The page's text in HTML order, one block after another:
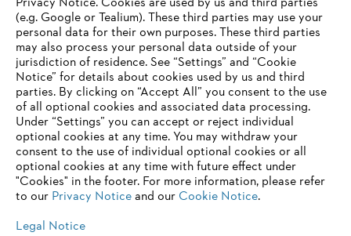
(e.g. Google or Tealium). These third parties may use your
personal data for their own purposes. These third parties
may also process your personal data outside of your
jurisdiction of residence. See “Settings” and “Cookie
Notice” for details about cookies used by us and third
parties. By clicking on “Accept All” you consent to the use
of all optional cookies and associated data processing.
Under “Settings” you can accept or reject individual
optional cookies at any time. You may withdraw your
consent to the use of individual optional cookies or all
optional cookies at any time with future effect under
"Cookies" in the footer. For more information, please refer
to our Privacy Noticeand our Cookie Notice.
Legal Notice